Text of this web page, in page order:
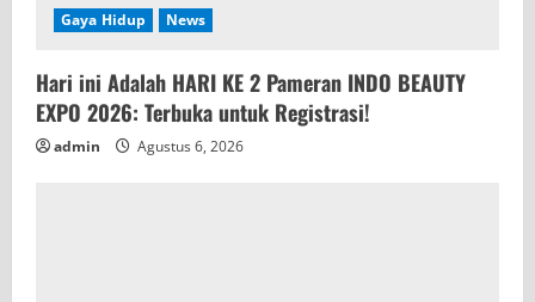
Gaya Hidup News
Hari ini Adalah HARI KE 2 Pameran INDO BEAUTY
EXPO 2026: Terbuka untuk Registrasi!
admin Agustus 6, 2026